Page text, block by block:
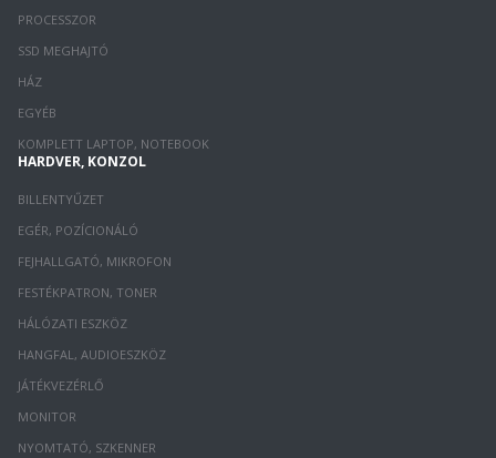
PROCESSZOR
SSD MEGHAJTÓ
HÁZ
EGYÉB
KOMPLETT LAPTOP, NOTEBOOK
HARDVER, KONZOL
BILLENTYŰZET
EGÉR, POZÍCIONÁLÓ
FEJHALLGATÓ, MIKROFON
FESTÉKPATRON, TONER
HÁLÓZATI ESZKÖZ
HANGFAL, AUDIOESZKÖZ
JÁTÉKVEZÉRLŐ
MONITOR
NYOMTATÓ, SZKENNER